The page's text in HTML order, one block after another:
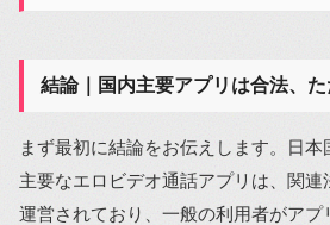
結論｜国内主要アプリは合法、た
まず最初に結論をお伝えします。日本
主要なエロビデオ通話アプリは、関連
運営されており、一般の利用者がアプ